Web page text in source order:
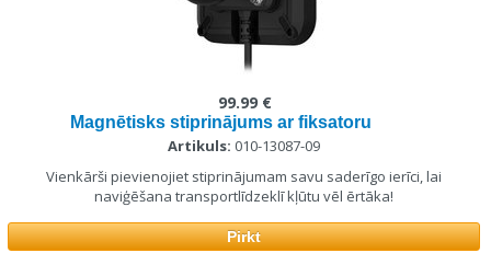
Magnētisks stiprinājums ar fiksatoru
Artikuls: 010-13087-09
Vienkārši pievienojiet stiprinājumam savu saderīgo ierīci, lai
naviģēšana transportlīdzeklī kļūtu vēl ērtāka!
99.99 €
Pirkt